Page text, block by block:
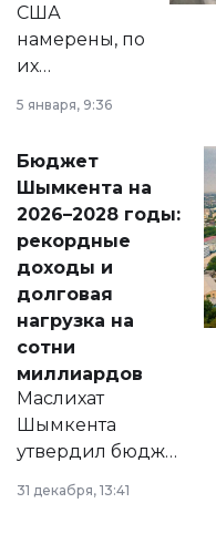
США
намерены, по
их
принести
народу
Венесуэлы.
5 января, 9:36
Бюджет
Шымкента на
2026–2028 годы:
рекордные
доходы и
долговая
нагрузка на
сотни
миллиардов
Маслихат
Шымкента
утвердил бюджет
2028 годы.
31 декабря, 13:41